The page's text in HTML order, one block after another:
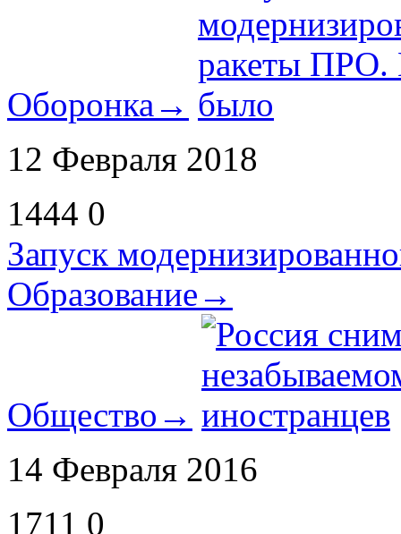
Оборонка →
12 Февраля 2018
1444 0
Запуск
Образование →
Общество →
14 Февраля 2016
1711 0